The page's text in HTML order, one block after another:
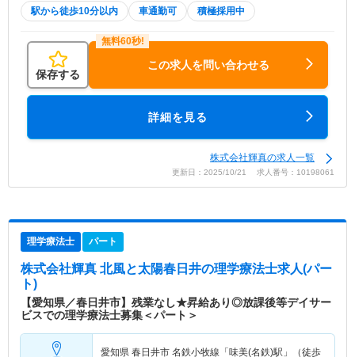
駅から徒歩10分以内 車通勤可 積極採用中
保存する
この求人を問い合わせる
詳細を見る
株式会社輝真の求人一覧
更新日：2025/10/21 求人番号：10198061
理学療法士 パート
株式会社輝真 北風と太陽春日井の理学療法士求人(パー
ト)
【愛知県／春日井市】残業なし★昇給あり◎放課後等デイサー
ビスでの理学療法士募集＜パート＞
愛知県 春日井市 名鉄小牧線「味美(名鉄)駅」（徒歩